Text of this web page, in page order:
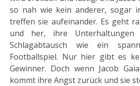
so nah wie kein anderer, sogar
treffen sie aufeinander. Es geht
und her, ihre
Schlagabtausch wie ein
Footballspiel. Nur hier gibt es
Gewinner. Doch wenn Jacob
kommt ihre Angst zurück und sie